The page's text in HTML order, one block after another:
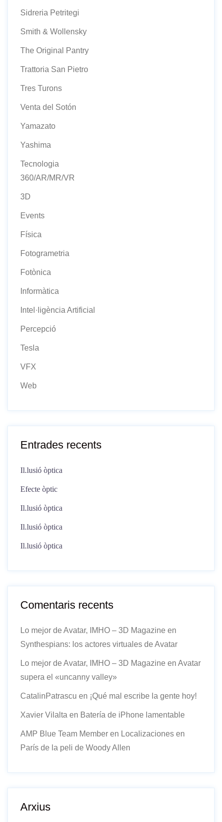
Sidreria Petritegi
Smith & Wollensky
The Original Pantry
Trattoria San Pietro
Tres Turons
Venta del Sotón
Yamazato
Yashima
Tecnologia
360/AR/MR/VR
3D
Events
Física
Fotogrametria
Fotònica
Informàtica
Intel·ligència Artificial
Percepció
Tesla
VFX
Web
Entrades recents
Il.lusió òptica
Efecte òptic
Il.lusió òptica
Il.lusió òptica
Il.lusió òptica
Comentaris recents
Lo mejor de Avatar, IMHO – 3D Magazine en
Synthespians: los actores virtuales de Avatar
Lo mejor de Avatar, IMHO – 3D Magazine en Avatar
supera el «uncanny valley»
CatalinPatrascu en ¡Qué mal escribe la gente hoy!
Xavier Vilalta en Batería de iPhone lamentable
AMP Blue Team Member en Localizaciones en
París de la peli de Woody Allen
Arxius